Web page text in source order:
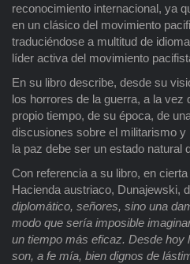
reconocimiento internacional, ya
en un clásico del movimiento
traduciéndose a multitud de
líder activa del movimiento
En su libro describe, desde su
los horrores de la guerra, a la vez
propio tiempo, de su época, de
discusiones sobre el militarismo y
la paz debe ser un estado natural
Con referencia a su libro, en
Hacienda austriaco, Dunajewski,
diplomático, señores, sino una
modo que sería imposible
un tiempo más eficaz. Desde hoy
son, a fe mía, bien dignos de